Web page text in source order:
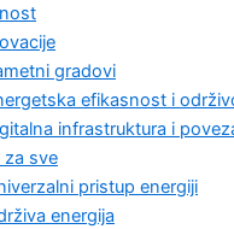
gradovi
efikasnost i
infrastruktura i
za sve
pristup energiji
energija